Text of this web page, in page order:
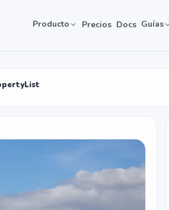
Producto Precios Docs Guías